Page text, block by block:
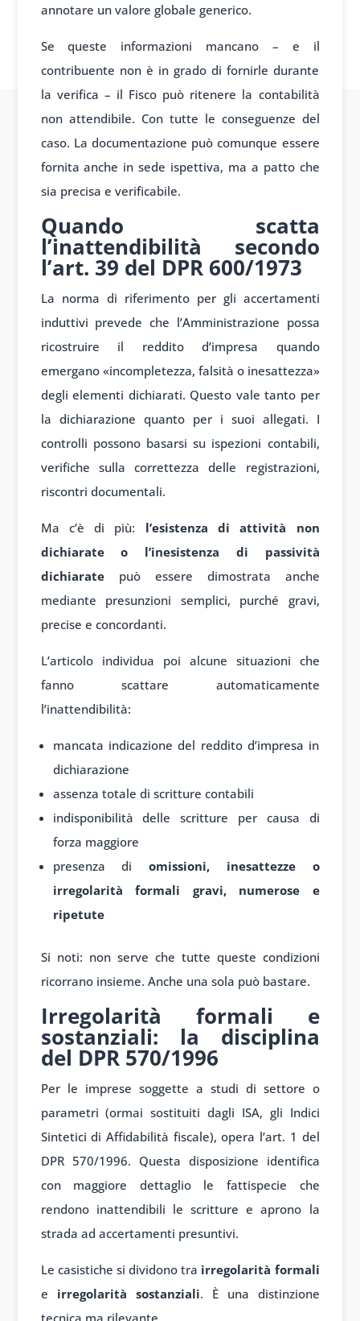
annotare un valore globale generico.
Se queste informazioni mancano – e il
contribuente non è in grado di fornirle durante
la verifica – il Fisco può ritenere la contabilità
non attendibile. Con tutte le conseguenze del
caso. La documentazione può comunque essere
fornita anche in sede ispettiva, ma a patto che
sia precisa e verificabile.
Quando scatta
l’inattendibilità secondo
l’art. 39 del DPR 600/1973
La norma di riferimento per gli accertamenti
induttivi prevede che l’Amministrazione possa
ricostruire il reddito d’impresa quando
emergano «incompletezza, falsità o inesattezza»
degli elementi dichiarati. Questo vale tanto per
la dichiarazione quanto per i suoi allegati. I
controlli possono basarsi su ispezioni contabili,
verifiche sulla correttezza delle registrazioni,
riscontri documentali.
Ma c’è di più: l’esistenza di attività non
dichiarate o l’inesistenza di passività
dichiaratepuò essere dimostrata anche
mediante presunzioni semplici, purché gravi,
precise e concordanti.
L’articolo individua poi alcune situazioni che
fanno scattare automaticamente
l’inattendibilità:
mancata indicazione del reddito d’impresa in
dichiarazione
assenza totale di scritture contabili
indisponibilità delle scritture per causa di
forza maggiore
presenza di omissioni, inesattezze o
irregolarità formali gravi, numerose e
ripetute
Si noti: non serve che tutte queste condizioni
ricorrano insieme. Anche una sola può bastare.
Irregolarità formali e
sostanziali: la disciplina
del DPR 570/1996
Per le imprese soggette a studi di settore o
parametri (ormai sostituiti dagli ISA, gli Indici
Sintetici di Affidabilità fiscale), opera l’art. 1 del
DPR 570/1996. Questa disposizione identifica
con maggiore dettaglio le fattispecie che
rendono inattendibili le scritture e aprono la
strada ad accertamenti presuntivi.
Le casistiche si dividono tra irregolarità formali
e irregolarità sostanziali. È una distinzione
tecnica ma rilevante.